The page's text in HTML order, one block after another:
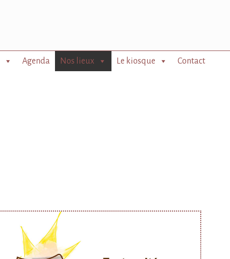
Agenda Nos lieux Le kiosque Contact